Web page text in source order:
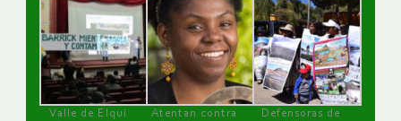
Valle de Elqui
Atentan contra
Defensoras de